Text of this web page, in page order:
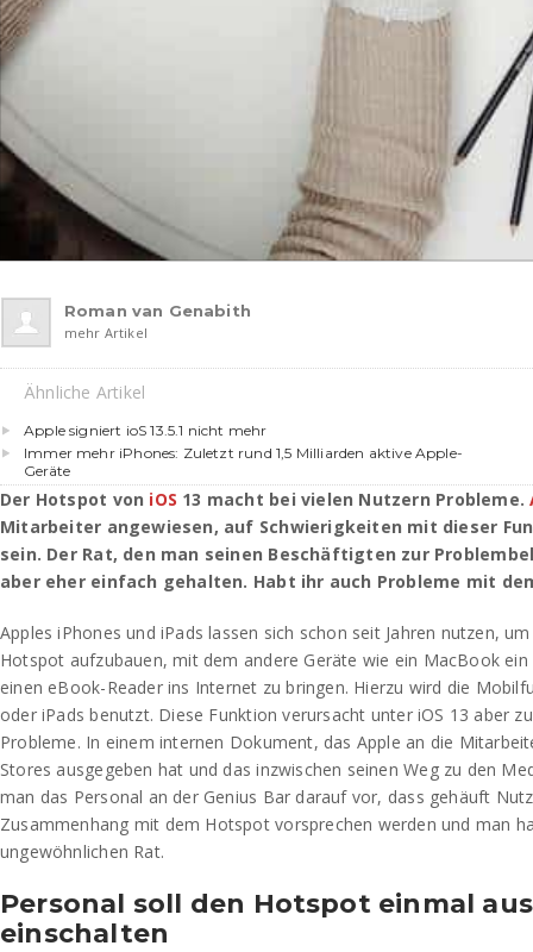
Roman van Genabith
mehr Artikel
Ähnliche Artikel
Apple signiert ioS 13.5.1 nicht mehr
Immer mehr iPhones: Zuletzt rund 1,5 Milliarden aktive Apple-
Geräte
Der Hotspot von iOS 13 macht bei vielen Nutzern Probleme.
Mitarbeiter angewiesen, auf Schwierigkeiten mit dieser
sein. Der Rat, den man seinen Beschäftigten zur
aber eher einfach gehalten. Habt ihr auch Probleme mit
Apples iPhones und iPads lassen sich schon seit Jahren nutzen,
Hotspot aufzubauen, mit dem andere Geräte wie ein MacBook
einen eBook-Reader ins Internet zu bringen. Hierzu wird die
oder iPads benutzt. Diese Funktion verursacht unter iOS 13 aber
Probleme. In einem internen Dokument, das Apple an die
Stores ausgegeben hat und das inzwischen seinen Weg zu den
man das Personal an der Genius Bar darauf vor, dass gehäuft
Zusammenhang mit dem Hotspot vorsprechen werden und man
ungewöhnlichen Rat.
Personal soll den Hotspot einmal
einschalten